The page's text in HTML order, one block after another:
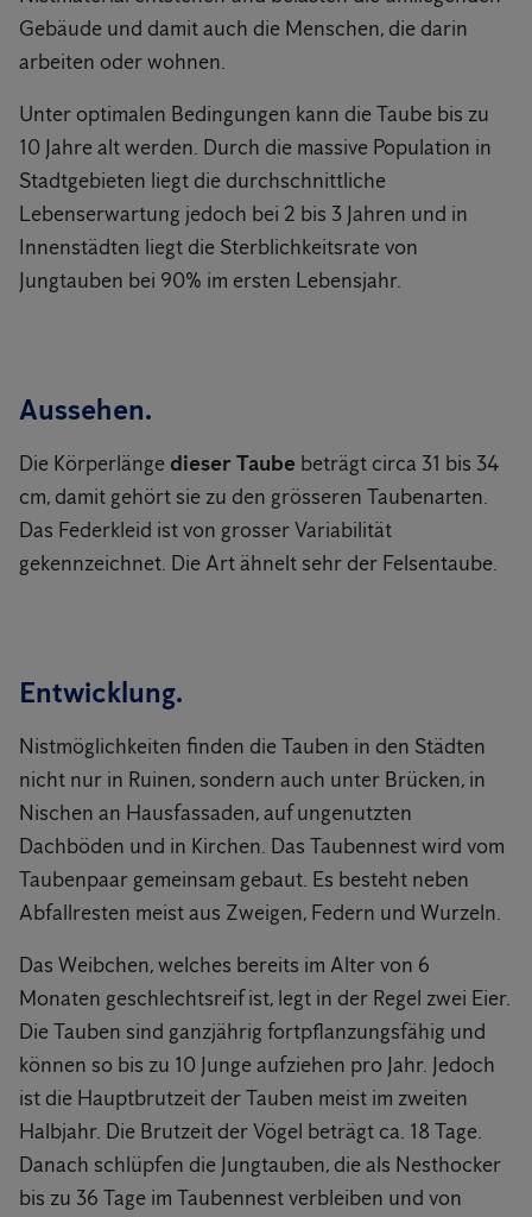
Gebäude und damit auch die Menschen, die darin
arbeiten oder wohnen.
Unter optimalen Bedingungen kann die Taube bis zu
10 Jahre alt werden. Durch die massive Population in
Stadtgebieten liegt die durchschnittliche
Lebenserwartung jedoch bei 2 bis 3 Jahren und in
Innenstädten liegt die Sterblichkeitsrate von
Jungtauben bei 90% im ersten Lebensjahr.
Aussehen.
Die Körperlänge dieser Taube beträgt circa 31 bis 34
cm, damit gehört sie zu den grösseren Taubenarten.
Das Federkleid ist von grosser Variabilität
gekennzeichnet. Die Art ähnelt sehr der Felsentaube.
Entwicklung.
Nistmöglichkeiten finden die Tauben in den Städten
nicht nur in Ruinen, sondern auch unter Brücken, in
Nischen an Hausfassaden, auf ungenutzten
Dachböden und in Kirchen. Das Taubennest wird vom
Taubenpaar gemeinsam gebaut. Es besteht neben
Abfallresten meist aus Zweigen, Federn und Wurzeln.
Das Weibchen, welches bereits im Alter von 6
Monaten geschlechtsreif ist, legt in der Regel zwei Eier.
Die Tauben sind ganzjährig fortpflanzungsfähig und
können so bis zu 10 Junge aufziehen pro Jahr. Jedoch
ist die Hauptbrutzeit der Tauben meist im zweiten
Halbjahr. Die Brutzeit der Vögel beträgt ca. 18 Tage.
Danach schlüpfen die Jungtauben, die als Nesthocker
bis zu 36 Tage im Taubennest verbleiben und von